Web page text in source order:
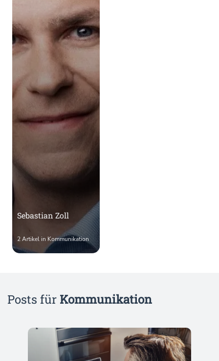
Sebastian Zoll
2 Artikel in Kommunikation
Posts für Kommunikation